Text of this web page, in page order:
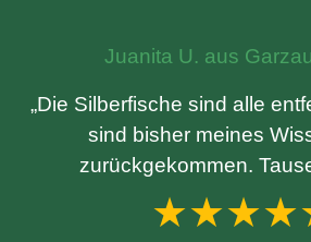
Juanita U. aus
„Die Silberfische sind alle
sind bisher meines
zurückgekommen.